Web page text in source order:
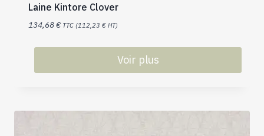
Laine Kintore Clover
134,68€ TTC (112,23 € HT)
Voir plus